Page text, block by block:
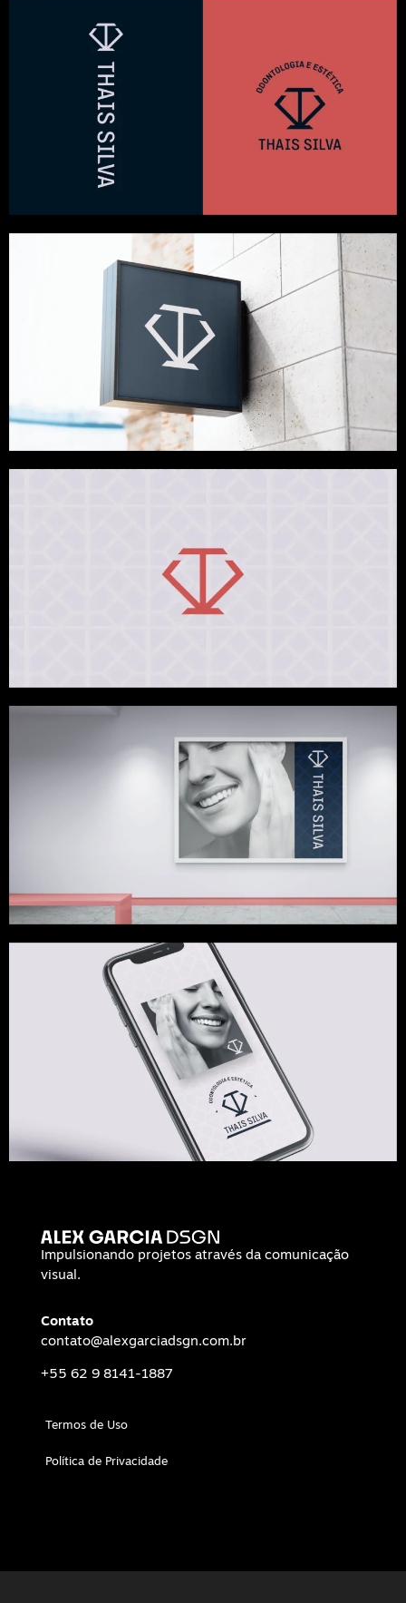
Impulsionando projetos através da comunicação
visual.
Contato
contato@alexgarciadsgn.com.br
+55 62 9 8141-1887
Termos de Uso
Política de Privacidade